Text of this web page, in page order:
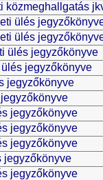
közmeghallgatás
ülés
ülés
ülés jegyzőkönyve
jegyzőkönyve
jegyzőkönyve
jegyzőkönyve
jegyzőkönyve
jegyzőkönyve
jegyzőkönyve
jegyzőkönyve